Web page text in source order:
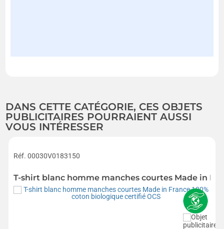
DANS CETTE CATÉGORIE, CES OBJETS
PUBLICITAIRES POURRAIENT AUSSI
VOUS INTÉRESSER
Réf. 00030V0183150
T-shirt blanc homme manches courtes Made in